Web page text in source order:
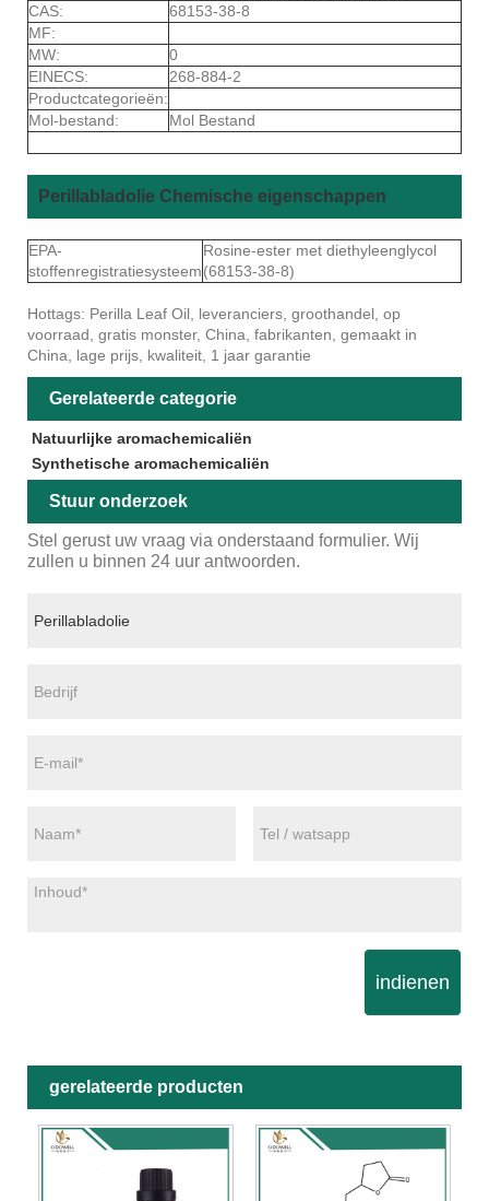
CAS:
68153-38-8
MF:
MW:
0
EINECS:
268-884-2
Productcategorieën:
Mol-bestand:
Mol Bestand
Perillabladolie Chemische eigenschappen
EPA-
stoffenregistratiesysteem
Rosine-ester met diethyleenglycol
(68153-38-8)
Hottags: Perilla Leaf Oil, leveranciers, groothandel, op
voorraad, gratis monster, China, fabrikanten, gemaakt in
China, lage prijs, kwaliteit, 1 jaar garantie
Gerelateerde categorie
Natuurlijke aromachemicaliën
Synthetische aromachemicaliën
Stuur onderzoek
Stel gerust uw vraag via onderstaand formulier. Wij
zullen u binnen 24 uur antwoorden.
indienen
gerelateerde producten